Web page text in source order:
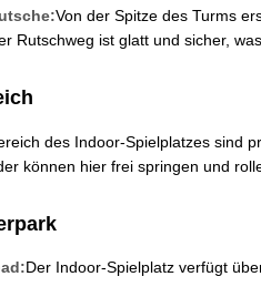
Von der Spitze des Turms
Rutschweg ist glatt und sicher,
des Indoor-Spielplatzes sind
können hier frei springen und
Der Indoor-Spielplatz verfügt